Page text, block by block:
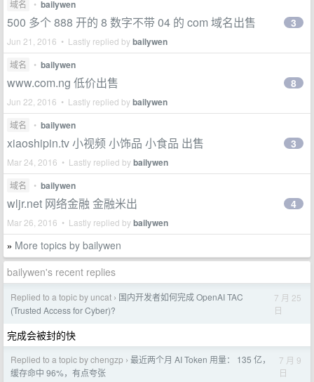
域名
• bailywen
500 多个 888 开的 8 数字不带 04 的 com 域名出售
Jun 21, 2016 • Lastly replied bybailywen
3
域名 • bailywen
www.com.ng 低价出售
Jun 22, 2016 • Lastly replied bybailywen
8
域名 • bailywen
xiaoshipin.tv 小视频 小饰品 小食品 出售
Mar 24, 2016 • Lastly replied bybailywen
3
域名 • bailywen
wljr.net 网络金融 金融米出
Mar 26, 2016 • Lastly replied bybailywen
4
» More topics by bailywen
bailywen's recent replies
Replied to a topic by uncat › 国内开发者如何完成 OpenAI TAC
(Trusted Access for Cyber)?
7 月 25
日
完成会被封的快
Replied to a topic by chengzp › 最近两个月 AI Token 用量： 135 亿，
缓存命中 96%，有点夸张
7 月 9
日